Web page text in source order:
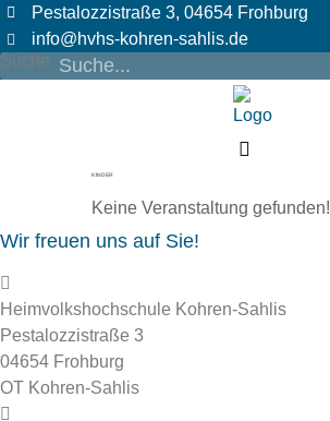
Zum
Inhalt
wechseln
Pestalozzistraße 3, 04654 Frohburg
info@hvhs-kohren-sahlis.de
Suche
KINDER
Keine Veranstaltung gefunden!
Wir freuen uns auf Sie!
Heimvolkshochschule Kohren-Sahlis
Pestalozzistraße 3
04654 Frohburg
OT Kohren-Sahlis